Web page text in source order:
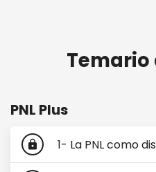
Temario
PNL Plus
lock 1- La PNL como